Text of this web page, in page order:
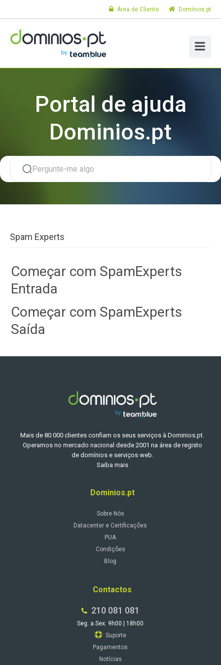
Domínios.pt
Área de Cliente
Portal de ajuda
Dominios.pt
Spam Experts
Começar com SpamExperts
Entrada
Começar com SpamExperts
Saída
Mais de 80 000 clientes confiam os seus serviços à Dominios.pt.
Operamos no mercado nacional desde 2001 na área de registo
de domínios e serviços web.
Saiba mais
Dominios.pt
Sobre Nós
Datacenter e Certificações
PUA
Condições
Blog
Contactos
210 081 081
Seg. a Sex. 9h00 | 18h00
Suporte
Pagamentos
Notícias